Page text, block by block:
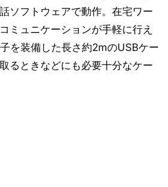
ソフトウェアで動作。在宅ワー
ミュニケーションが手軽に行え
を装備した長さ約2mのUSBケー
るときなどにも必要十分なケー